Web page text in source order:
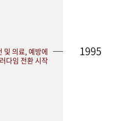
및 의료, 예방에
다임 전환 시작
1995